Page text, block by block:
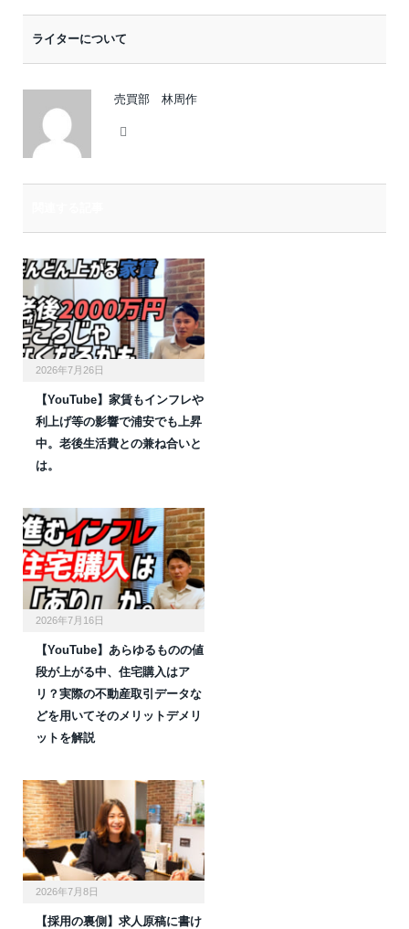
ライターについて
売買部 林周作
2026年7月26日
【YouTube】家賃もインフレや
利上げ等の影響で浦安でも上昇
中。老後生活費との兼ね合いと
は。
2026年7月16日
【YouTube】あらゆるものの値
段が上がる中、住宅購入はア
リ？実際の不動産取引データな
どを用いてそのメリットデメリ
ットを解説
2026年7月8日
【採用の裏側】求人原稿に書け